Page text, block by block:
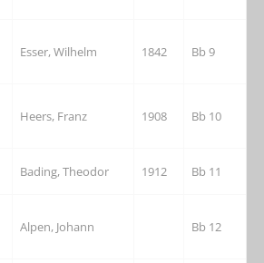
Esser, Wilhelm 1842 Bb 9
Heers, Franz 1908 Bb 10
Bading, Theodor 1912 Bb 11
Alpen, Johann Bb 12